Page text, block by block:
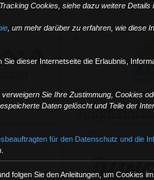
Cookies, siehe dazu weitere Details
, um mehr darüber zu erfahren, wie diese
Sie dieser Internetseite die Erlaubnis,
verweigern Sie Ihre Zustimmung, Cookies
Daten gelöscht und Teile der
für den Datenschutz und die
folgen Sie den Anleitungen, um Cookies